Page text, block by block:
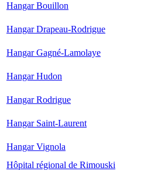
Hangar Bouillon
Hangar Drapeau-Rodrigue
Hangar Gagné-Lamolaye
Hangar Hudon
Hangar Rodrigue
Hangar Saint-Laurent
Hangar Vignola
Hôpital régional de Rimouski